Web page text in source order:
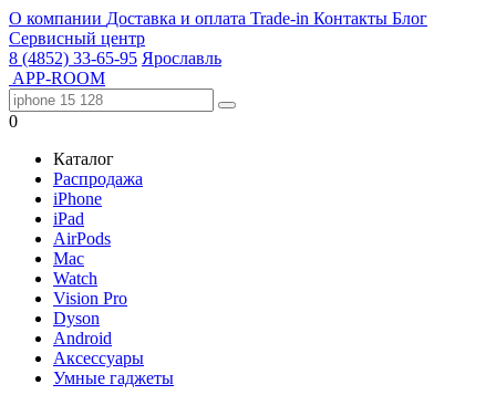
О компании Доставка и оплата Trade-in Контакты Блог
Сервисный центр
8 (4852) 33-65-95 Ярославль
APP-ROOM
0
Каталог
Распродажа
iPhone
iPad
AirPods
Mac
Watch
Vision Pro
Dyson
Android
Аксессуары
Умные гаджеты